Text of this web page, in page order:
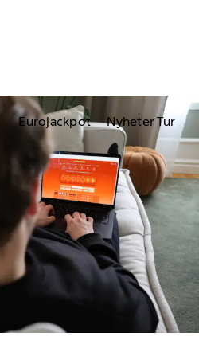
Eurojackpot Nyheter Tur